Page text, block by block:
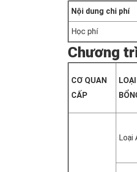
Nội dung chi phí
Học phí
Chương
CƠ QUAN
CẤP
Loại